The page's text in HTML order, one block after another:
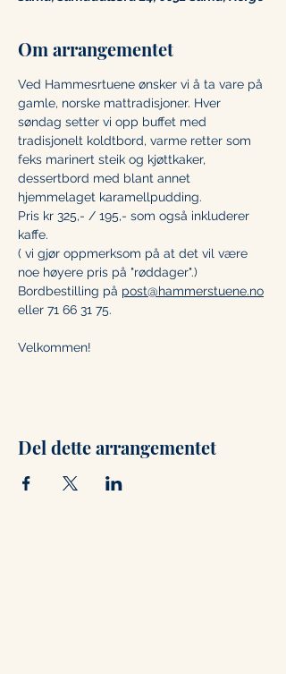
Om arrangementet
Ved Hammesrtuene ønsker vi å ta vare på
gamle, norske mattradisjoner. Hver
søndag setter vi opp buffet med
tradisjonelt koldtbord, varme retter som
feks marinert steik og kjøttkaker,
dessertbord med blant annet
hjemmelaget karamellpudding.
Pris kr 325,- / 195,- som også inkluderer
kaffe.
( vi gjør oppmerksom på at det vil være
noe høyere pris på "røddager".)
Bordbestilling på post@hammerstuene.no
eller 71 66 31 75.
Velkommen!
Del dette arrangementet